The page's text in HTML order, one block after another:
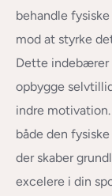
behandle
mod at styrke
Dette indebærer
opbygge
indre
både den
der skaber
excelere i din